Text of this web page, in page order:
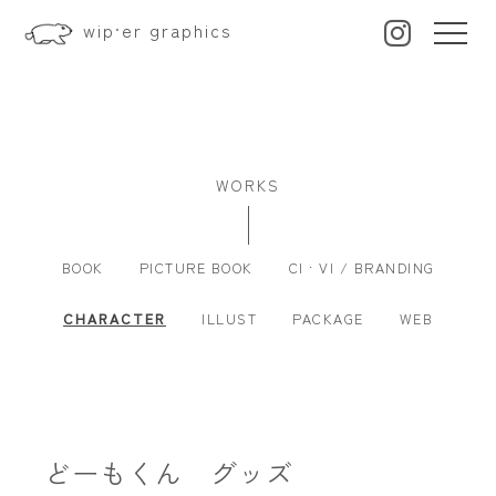
wip·er graphics
WORKS
BOOK PICTURE BOOK CI · VI / BRANDING
CHARACTER ILLUST PACKAGE WEB
どーもくん グッズ